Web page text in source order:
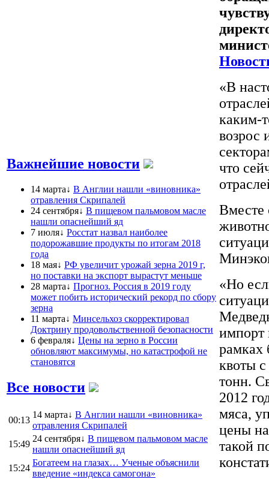
Важнейшие новости
14 марта↓ В Англии нашли «виновника»
отравления Скрипалей
24 сентября↓ В пищевом пальмовом масле
нашли опаснейший яд
7 июля↓ Росстат назвал наиболее
подорожавшие продукты по итогам 2018
года
18 мая↓ РФ увеличит урожай зерна 2019 г,
но поставки на экспорт вырастут меньше
28 марта↓ Прогноз. Россия в 2019 году
может побить исторический рекорд по сбору
зерна
11 марта↓ Минсельхоз скорректировал
Доктрину продовольственной безопасности
6 февраля↓ Цены на зерно в России
обновляют максимумы, но катастрофой не
становятся
Все новости
00:13
14 марта↓ В Англии нашли «виновника»
отравления Скрипалей
15:49
24 сентября↓ В пищевом пальмовом масле
нашли опаснейший яд
15:24
Богатеем на глазах… Ученые объяснили
введение «индекса самогона»
«В
каким-
возрос
что
Вместе
«Но
импорт
рамках
квоты
тонн.
2012
мяса,
цены
такой